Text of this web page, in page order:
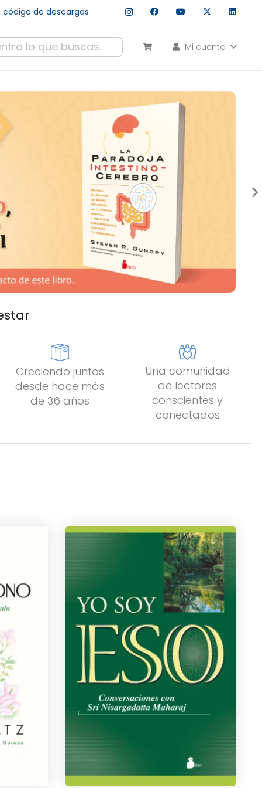
código de descargas
Mi cuenta
Creciendo juntos
desde hace más
de 36 años
Una comunidad
de lectores
conscientes y
conectados
SRI NISARGADATTA MAHARAJ